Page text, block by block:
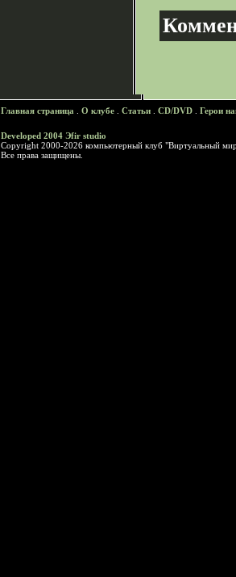
Главная страница О клубе. Статьи. CD/DVD. Герои
Developed 2004 Эfir studio
Copyright 2000-2026 компьютерный клуб "Виртуальный
Все права защищены.